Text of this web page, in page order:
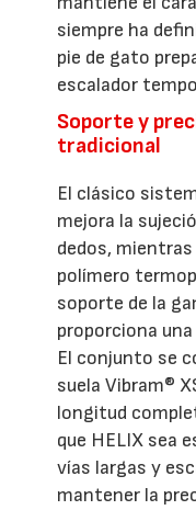
siempre ha
pie de gato
escalador
Soporte y
tradicional
El clásico
mejora la
dedos, mientras
polímero
soporte de la
proporciona
El conjunto se
suela Vibram®
longitud
que HELIX sea
vías largas y
mantener la